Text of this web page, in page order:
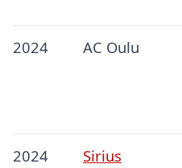
2024 AC Oulu
2024 Sirius